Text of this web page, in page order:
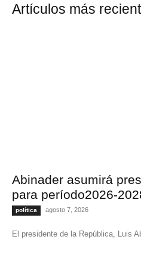
Artículos más
Abinader asumirá
para período2026-
política agosto 7, 2026
El presidente de la República, Luis